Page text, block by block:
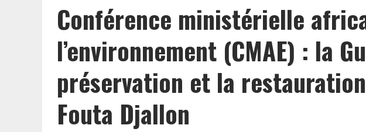
Conférence ministérielle
l’environnement (CMAE) : la
préservation et la
Fouta Djallon